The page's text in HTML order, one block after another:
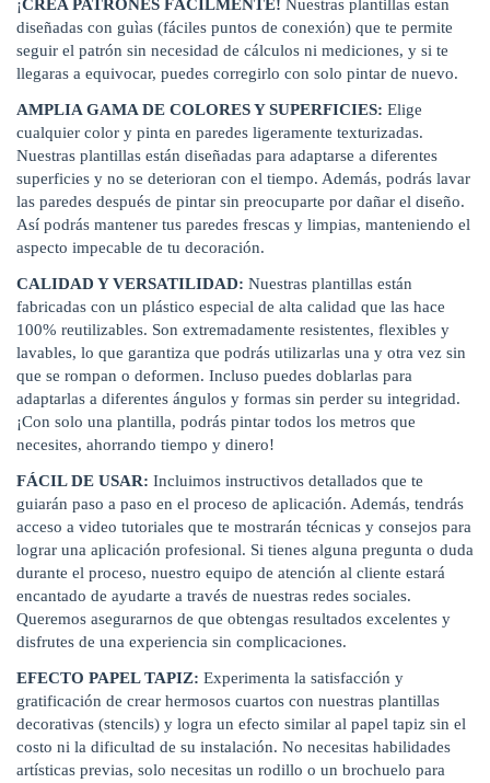
¡CREA PATRONES FÀCILMENTE! Nuestras plantillas estan
diseñadas con guìas (fáciles puntos de conexión) que te permite
seguir el patrón sin necesidad de cálculos ni mediciones, y si te
llegaras a equivocar, puedes corregirlo con solo pintar de nuevo.
AMPLIA GAMA DE COLORES Y SUPERFICIES: Elige
cualquier color y pinta en paredes ligeramente texturizadas.
Nuestras plantillas están diseñadas para adaptarse a diferentes
superficies y no se deterioran con el tiempo. Además, podrás lavar
las paredes después de pintar sin preocuparte por dañar el diseño.
Así podrás mantener tus paredes frescas y limpias, manteniendo el
aspecto impecable de tu decoración.
CALIDAD Y VERSATILIDAD: Nuestras plantillas están
fabricadas con un plástico especial de alta calidad que las hace
100% reutilizables. Son extremadamente resistentes, flexibles y
lavables, lo que garantiza que podrás utilizarlas una y otra vez sin
que se rompan o deformen. Incluso puedes doblarlas para
adaptarlas a diferentes ángulos y formas sin perder su integridad.
¡Con solo una plantilla, podrás pintar todos los metros que
necesites, ahorrando tiempo y dinero!
FÁCIL DE USAR: Incluimos instructivos detallados que te
guiarán paso a paso en el proceso de aplicación. Además, tendrás
acceso a video tutoriales que te mostrarán técnicas y consejos para
lograr una aplicación profesional. Si tienes alguna pregunta o duda
durante el proceso, nuestro equipo de atención al cliente estará
encantado de ayudarte a través de nuestras redes sociales.
Queremos asegurarnos de que obtengas resultados excelentes y
disfrutes de una experiencia sin complicaciones.
EFECTO PAPEL TAPIZ: Experimenta la satisfacción y
gratificación de crear hermosos cuartos con nuestras plantillas
decorativas (stencils) y logra un efecto similar al papel tapiz sin el
costo ni la dificultad de su instalación. No necesitas habilidades
artísticas previas, solo necesitas un rodillo o un brochuelo para